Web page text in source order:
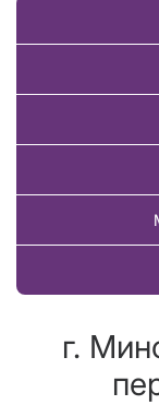
г.